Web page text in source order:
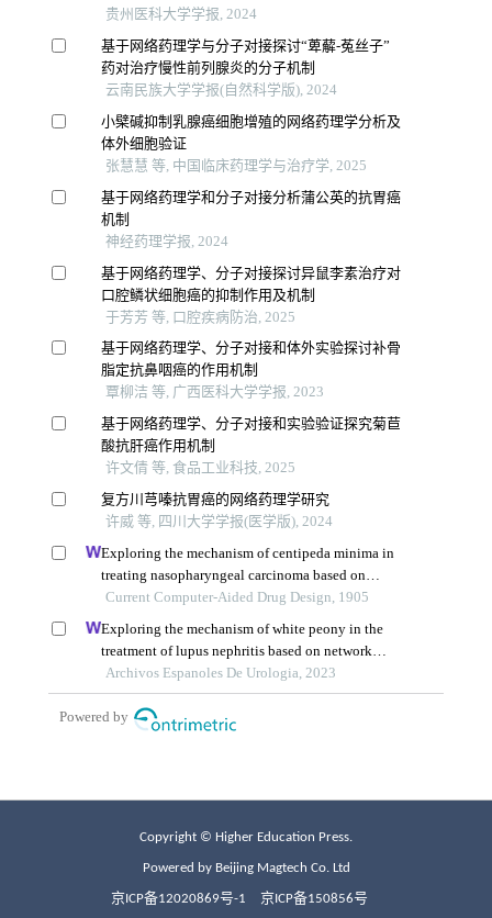
Copyright © Higher Education Press.
Powered by Beijing Magtech Co. Ltd
京ICP备12020869号-1 京ICP备150856号